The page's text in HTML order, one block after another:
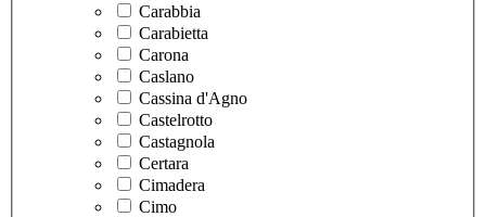
Carabbia
Carabietta
Carona
Caslano
Cassina d'Agno
Castelrotto
Castagnola
Certara
Cimadera
Cimo